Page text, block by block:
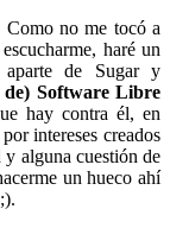
no me tocó a
haré un
aparte de Sugar y
de) Software Libre
hay contra él, en
intereses creados
alguna cuestión de
un hueco ahí